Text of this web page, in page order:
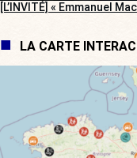
[L’INVITÉ] « Emmanuel
LA CARTE